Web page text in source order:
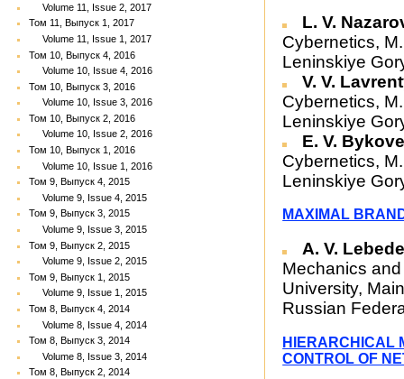
Volume 11, Issue 2, 2017
Том 11, Выпуск 1, 2017
Volume 11, Issue 1, 2017
Том 10, Выпуск 4, 2016
Volume 10, Issue 4, 2016
Том 10, Выпуск 3, 2016
Volume 10, Issue 3, 2016
Том 10, Выпуск 2, 2016
Volume 10, Issue 2, 2016
Том 10, Выпуск 1, 2016
Volume 10, Issue 1, 2016
Том 9, Выпуск 4, 2015
Volume 9, Issue 4, 2015
Том 9, Выпуск 3, 2015
Volume 9, Issue 3, 2015
Том 9, Выпуск 2, 2015
Volume 9, Issue 2, 2015
Том 9, Выпуск 1, 2015
Volume 9, Issue 1, 2015
Том 8, Выпуск 4, 2014
Volume 8, Issue 4, 2014
Том 8, Выпуск 3, 2014
Volume 8, Issue 3, 2014
Том 8, Выпуск 2, 2014
L. V.
Cybernetics,
Leninskiye
V. V.
Cybernetics,
Leninskiye
E. V.
Cybernetics,
Leninskiye
MAXIMAL
A. V.
Mechanics
University,
Russian
HIERARCHICAL
CONTROL OF